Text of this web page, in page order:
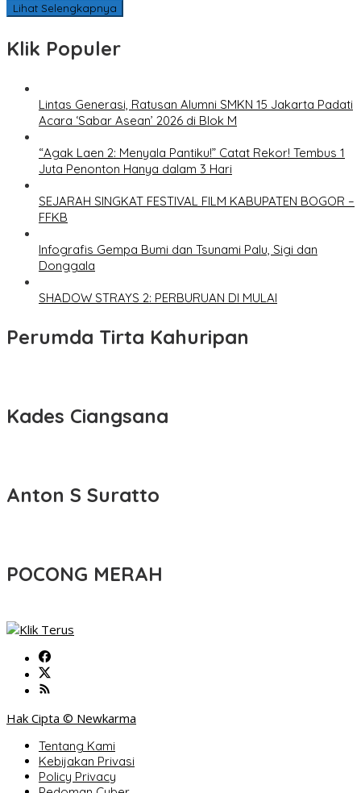
Lihat Selengkapnya
Klik Populer
Lintas Generasi, Ratusan Alumni SMKN 15 Jakarta Padati
Acara ‘Sabar Asean’ 2026 di Blok M
“Agak Laen 2: Menyala Pantiku!” Catat Rekor! Tembus 1
Juta Penonton Hanya dalam 3 Hari
SEJARAH SINGKAT FESTIVAL FILM KABUPATEN BOGOR –
FFKB
Infografis Gempa Bumi dan Tsunami Palu, Sigi dan
Donggala
SHADOW STRAYS 2: PERBURUAN DI MULAI
Perumda Tirta Kahuripan
Kades Ciangsana
Anton S Suratto
POCONG MERAH
Hak Cipta © Newkarma
Tentang Kami
Kebijakan Privasi
Policy Privacy